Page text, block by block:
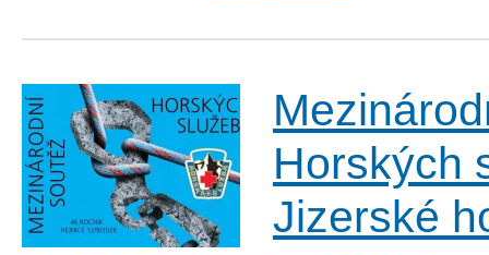
Horských
Jizerské